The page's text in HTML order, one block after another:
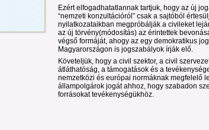
Ezért elfogadhatatlannak tartjuk, hogy az új
“nemzeti konzultációról” csak a sajtóból
nyilatkozataikban megpróbálják a civileket
az új törvény(módosítás) az érintettek
végső formáját, ahogy az egy demokratikus
Magyarországon is jogszabályok írják elő.
Követeljük, hogy a civil szektor, a civil
átláthatóság, a támogatások és a
nemzetközi és európai normáknak megfelelő
állampolgárok jogát ahhoz, hogy szabadon
forrásokat tevékenységükhöz.